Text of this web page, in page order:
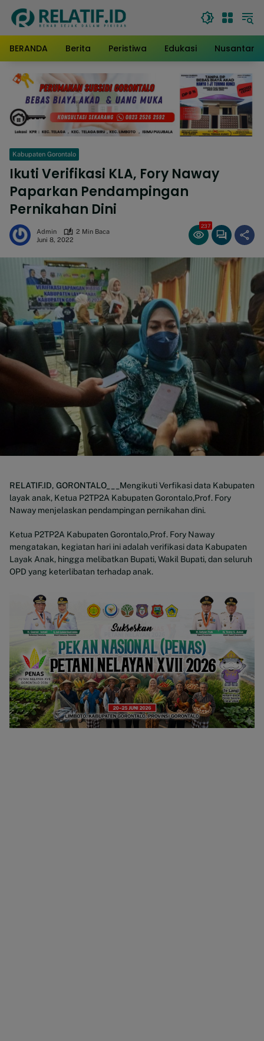
konten
BERANDA Berita Peristiwa Edukasi Nusantara
Kabupaten Gorontalo
Ikuti Verifikasi KLA, Fory Naway
Paparkan Pendampingan
Pernikahan Dini
Admin
2 Min Baca
Juni 8, 2022
237
RELATIF.ID, GORONTALO___ Mengikuti Verfikasi data Kabupaten
layak anak, Ketua P2TP2A Kabupaten Gorontalo,Prof. Fory
Naway menjelaskan pendampingan pernikahan dini.
Ketua P2TP2A Kabupaten Gorontalo,Prof. Fory Naway
mengatakan, kegiatan hari ini adalah verifikasi data Kabupaten
Layak Anak, hingga melibatkan Bupati, Wakil Bupati, dan seluruh
OPD yang keterlibatan terhadap anak.